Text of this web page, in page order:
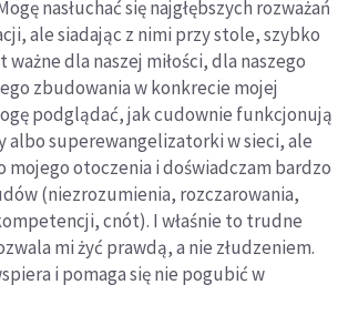
nasłuchać się najgłębszych rozważań
ale siadając z nimi przy stole, szybko
dla naszej miłości, dla naszego
zbudowania w konkrecie mojej
podglądać, jak cudownie funkcjonują
albo superewangelizatorki w sieci, ale
mojego otoczenia i doświadczam bardzo
(niezrozumienia, rozczarowania,
cnót). I właśnie to trudne
mi żyć prawdą, a nie złudzeniem.
i pomaga się nie pogubić w